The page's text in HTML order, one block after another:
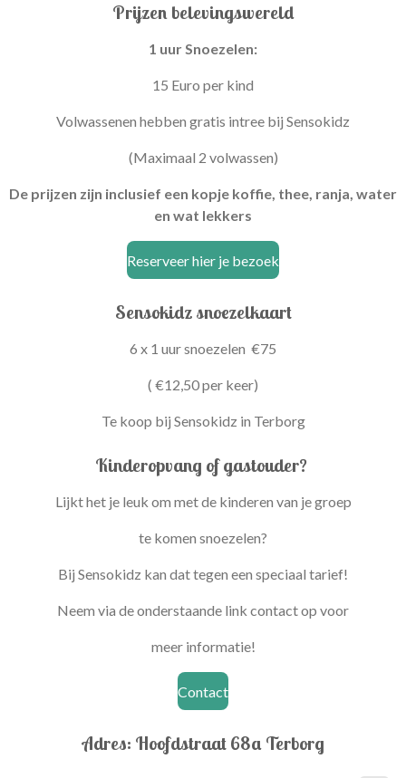
Prijzen belevingswereld
1 uur Snoezelen:
15 Euro per kind
Volwassenen hebben gratis intree bij Sensokidz
(Maximaal 2 volwassen)
De prijzen zijn inclusief een kopje koffie, thee, ranja, water
en wat lekkers
Reserveer hier je bezoek
Sensokidz snoezelkaart
6 x 1 uur snoezelen €75
( €12,50 per keer)
Te koop bij Sensokidz in Terborg
Kinderopvang of gastouder?
Lijkt het je leuk om met de kinderen van je groep
te komen snoezelen?
Bij Sensokidz kan dat tegen een speciaal tarief!
Neem via de onderstaande link contact op voor
meer informatie!
Contact
Adres: Hoofdstraat 68a Terborg